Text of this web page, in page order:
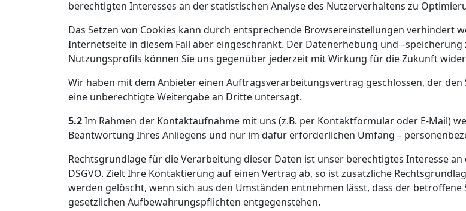
berechtigten Interesses an der statistischen Analyse des Nutzerverhaltens zu
Das Setzen von Cookies kann durch entsprechende Browsereinstellungen verhindert
Internetseite in diesem Fall aber eingeschränkt. Der Datenerhebung und
Nutzungsprofils können Sie uns gegenüber jederzeit mit Wirkung für die Zukunft
Wir haben mit dem Anbieter einen Auftragsverarbeitungsvertrag geschlossen, der
eine unberechtigte Weitergabe an Dritte untersagt.
5.2Im Rahmen der Kontaktaufnahme mit uns (z.B. per Kontaktformular oder E-Mail)
Beantwortung Ihres Anliegens und nur im dafür erforderlichen Umfang –
Rechtsgrundlage für die Verarbeitung dieser Daten ist unser berechtigtes Interesse
DSGVO. Zielt Ihre Kontaktierung auf einen Vertrag ab, so ist zusätzliche
werden gelöscht, wenn sich aus den Umständen entnehmen lässt, dass der
gesetzlichen Aufbewahrungspflichten entgegenstehen.